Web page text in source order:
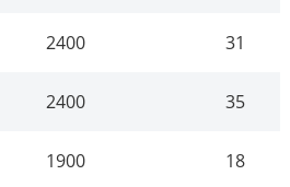
2400 31
2400 35
1900 18